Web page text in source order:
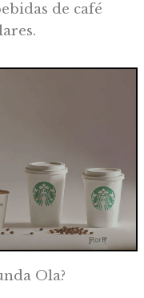
de café
Ola?